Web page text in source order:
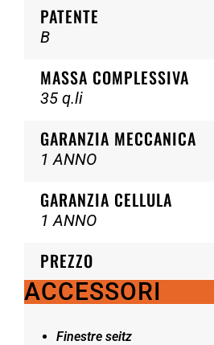
PATENTE
B
MASSA COMPLESSIVA
35 q.li
GARANZIA MECCANICA
1 ANNO
GARANZIA CELLULA
1 ANNO
PREZZO
ACCESSORI
Finestre seitz